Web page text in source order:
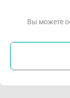
Вы можете